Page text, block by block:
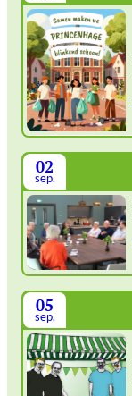
02
sep.
05
sep.